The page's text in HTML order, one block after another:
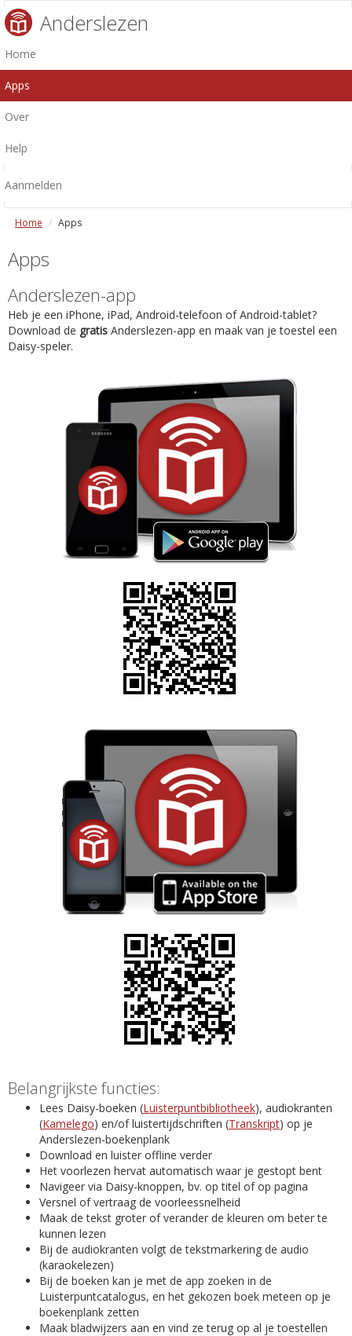
Anderslezen
Home
Apps
Over
Help
Aanmelden
Home Apps
Apps
Anderslezen-app
Heb je een iPhone, iPad, Android-telefoon of Android-tablet?
Download de gratis Anderslezen-app en maak van je toestel een
Daisy-speler.
Belangrijkste functies:
Lees Daisy-boeken (Luisterpuntbibliotheek), audiokranten
(Kamelego) en/of luistertijdschriften (Transkript) op je
Anderslezen-boekenplank
Download en luister offline verder
Het voorlezen hervat automatisch waar je gestopt bent
Navigeer via Daisy-knoppen, bv. op titel of op pagina
Versnel of vertraag de voorleessnelheid
Maak de tekst groter of verander de kleuren om beter te
kunnen lezen
Bij de audiokranten volgt de tekstmarkering de audio
(karaokelezen)
Bij de boeken kan je met de app zoeken in de
Luisterpuntcatalogus, en het gekozen boek meteen op je
boekenplank zetten
Maak bladwijzers aan en vind ze terug op al je toestellen